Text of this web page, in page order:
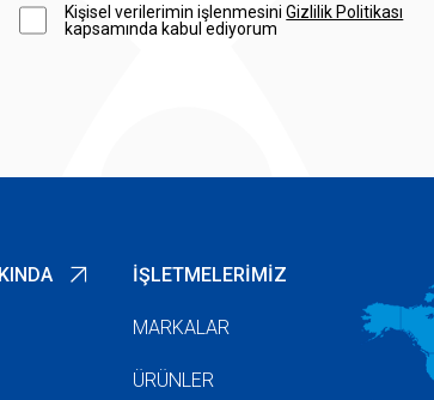
Kişisel verilerimin işlenmesini Gizlilik Politikası
kapsamında kabul ediyorum
İŞLETMELERIMIZ
MARKALAR
ÜRÜNLER